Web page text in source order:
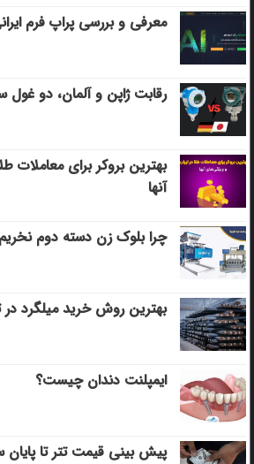
معرفی و بررسی پراپ فرم
رقابت ژاپن و آلمان، دو
بهترین بروکر برای معاملات
آنها
چرا بلوک زن دسته دوم
بهترین روش خرید میلگرد در
ایمپلنت دندان چیست؟
پیش بینی قیمت تتر تا پایان سال